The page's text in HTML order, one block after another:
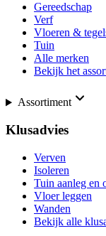
Gereedschap
Verf
Vloeren &
Tuin
Alle merken
Bekijk het
Assortiment
Klusadvies
Verven
Isoleren
Tuin aanleg en
Vloer leggen
Wanden
Bekijk alle